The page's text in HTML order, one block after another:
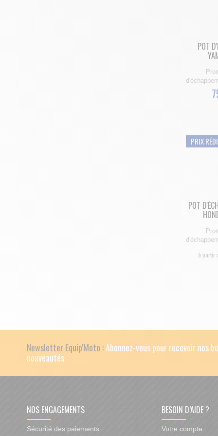
POT
PRIX
POT
à partir
Newsletter Equip'Moto :Abonnez-vous pour recevoir nos
nouveautés
NOS ENGAGEMENTS
Sécurité des paiements
BESOIN D’AIDE ?
Votre compte